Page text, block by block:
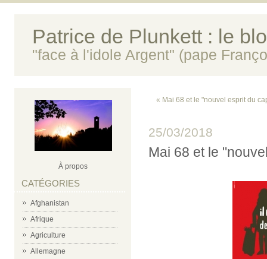
Patrice de Plunkett : le
"face à l'idole Argent" (pape
À propos
CATÉGORIES
Afghanistan
Afrique
Agriculture
Allemagne
« Mai 68 et le "nouvel esprit du
25/03/2018
Mai 68 et le